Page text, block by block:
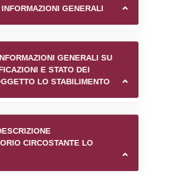
0.0009920597076416
Esso
di Augusta